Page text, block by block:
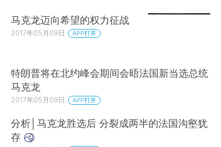
马克龙迈向希望的权力征战
2017年05月09日 APP打开
特朗普将在北约峰会期间会晤法国新当选总统
马克龙
2017年05月09日 APP打开
分析│马克龙胜选后 分裂成两半的法国沟壑犹
存